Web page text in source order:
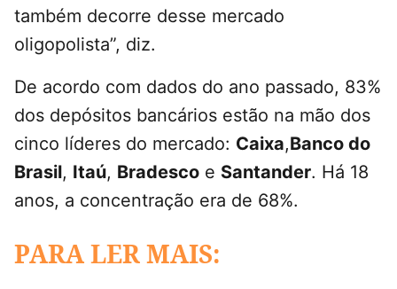
também decorre desse mercado
oligopolista”, diz.
De acordo com dados do ano passado, 83%
dos depósitos bancários estão na mão dos
cinco líderes do mercado: Caixa,Banco do
Brasil, Itaú, Bradesco e Santander. Há 18
anos, a concentração era de 68%.
PARA LER MAIS: